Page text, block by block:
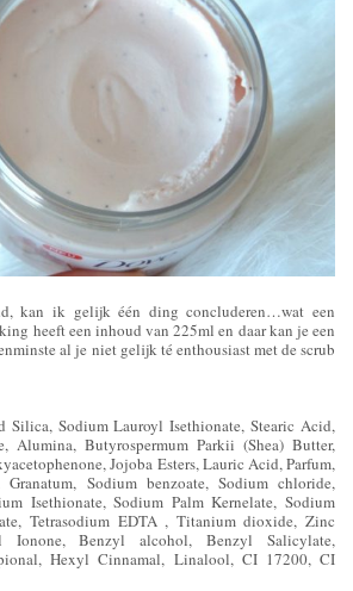
kan ik gelijk één ding concluderen…wat een
heeft een inhoud van 225ml en daar kan je een
al je niet gelijk té enthousiast met de scrub
Silica, Sodium Lauroyl Isethionate, Stearic Acid,
Alumina, Butyrospermum Parkii (Shea) Butter,
Jojoba Esters, Lauric Acid, Parfum,
Granatum, Sodium benzoate, Sodium chloride,
Isethionate, Sodium Palm Kernelate, Sodium
Tetrasodium EDTA , Titanium dioxide, Zinc
Ionone, Benzyl alcohol, Benzyl Salicylate,
Hexyl Cinnamal, Linalool, CI 17200, CI